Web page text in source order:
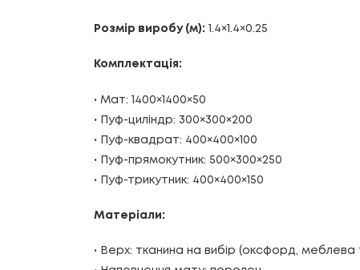
Розмір виробу (м): 1.4×1.4×0.25
Комплектація:
• Мат: 1400×1400×50
• Пуф-циліндр: 300×300×200
• Пуф-квадрат: 400×400×100
• Пуф-прямокутник: 500×300×250
• Пуф-трикутник: 400×400×150
Матеріали:
• Верх: тканина на вибір (оксфорд, меблева